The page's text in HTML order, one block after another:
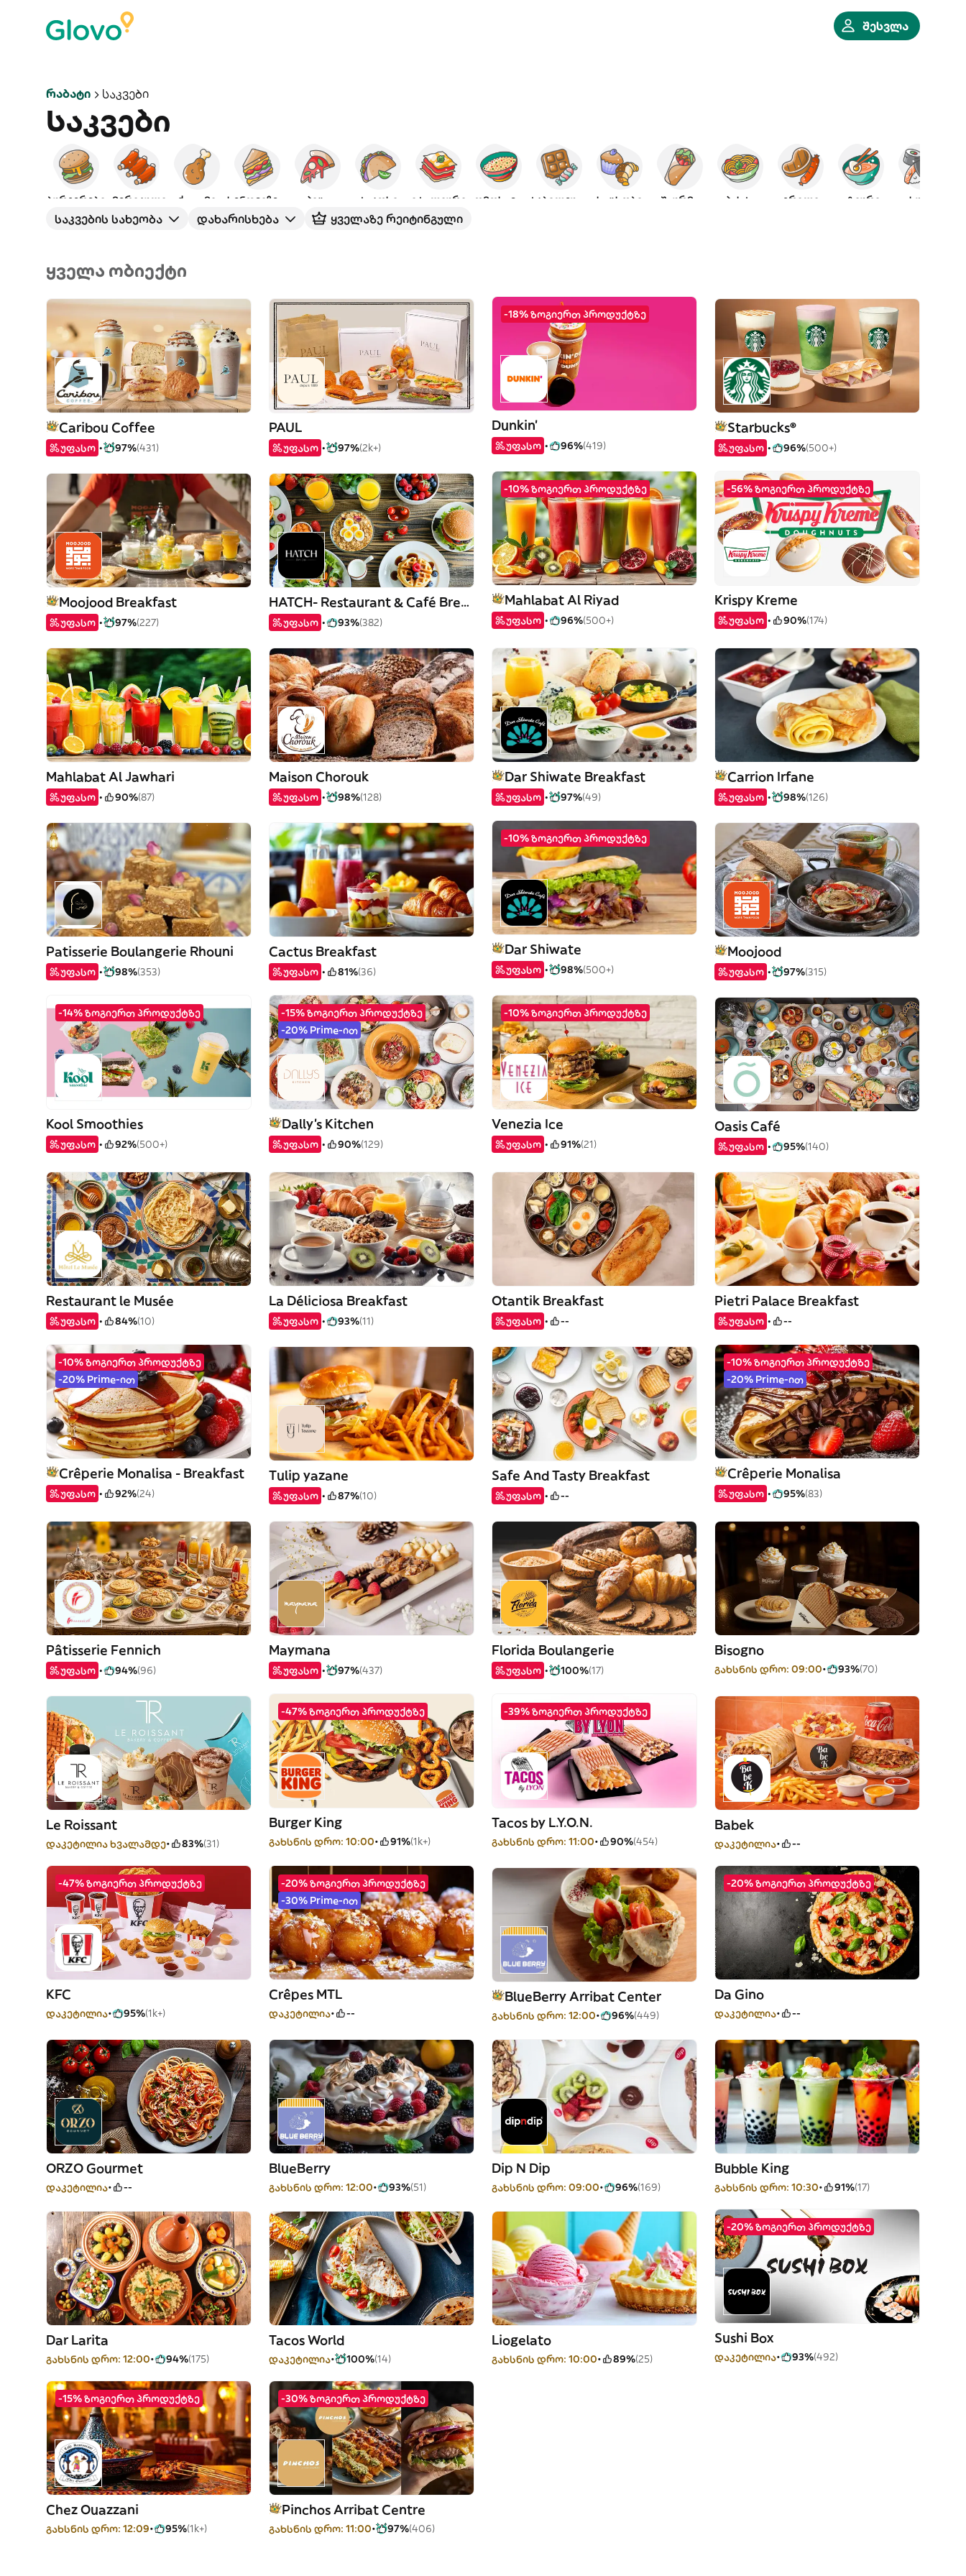
შესვლა
Რაბატი Საკვები
Საკვები
ბურგერები ამერიკული ქათამი პიცა ტაკოსი იტალიური საცხობი შაურმა პასტა გრილი აზიური სუში
საკვების სახეობა დახარისხება ყველაზე რეიტინგული
ყველა ობიექტი
Caribou Coffee
უფასო 97%(431)
PAUL
უფასო 97%(2k+)
-18% ზოგიერთ პროდუქტზე
Dunkin'
უფასო 96%(419)
Starbucks®
უფასო 96%(500+)
Moojood Breakfast
უფასო 97%(227)
HATCH- Restaurant & Café Breakfast . Brunch . Coffee
უფასო 93%(382)
-10% ზოგიერთ პროდუქტზე
Mahlabat Al Riyad
უფასო 96%(500+)
-56% ზოგიერთ პროდუქტზე
Krispy Kreme
უფასო 90%(174)
Mahlabat Al Jawhari
უფასო 90%(87)
Maison Chorouk
უფასო 98%(128)
Dar Shiwate Breakfast
უფასო 97%(49)
Carrion Irfane
უფასო 98%(126)
Patisserie Boulangerie Rhouni
უფასო 98%(353)
Cactus Breakfast
უფასო 81%(36)
-10% ზოგიერთ პროდუქტზე
Dar Shiwate
უფასო 98%(500+)
Moojood
უფასო 97%(315)
-14% ზოგიერთ პროდუქტზე
Kool Smoothies
უფასო 92%(500+)
-15% ზოგიერთ პროდუქტზე
-20% Prime-ით
Dally's Kitchen
უფასო 90%(129)
-10% ზოგიერთ პროდუქტზე
Venezia Ice
უფასო 91%(21)
Oasis Café
უფასო 95%(140)
Restaurant le Musée
უფასო 84%(10)
La Déliciosa Breakfast
უფასო 93%(11)
Otantik Breakfast
უფასო --
Pietri Palace Breakfast
უფასო --
-10% ზოგიერთ პროდუქტზე
-20% Prime-ით
Crêperie Monalisa - Breakfast
უფასო 92%(24)
Tulip yazane
უფასო 87%(10)
Safe And Tasty Breakfast
უფასო --
-10% ზოგიერთ პროდუქტზე
-20% Prime-ით
Crêperie Monalisa
უფასო 95%(83)
Pâtisserie Fennich
უფასო 94%(96)
Maymana
უფასო 97%(437)
Florida Boulangerie
უფასო 100%(17)
Bisogno
გახსნის დრო: 09:00 93%(70)
Le Roissant
დაკეტილია ხვალამდე 83%(31)
-47% ზოგიერთ პროდუქტზე
Burger King
გახსნის დრო: 10:00 91%(1k+)
-39% ზოგიერთ პროდუქტზე
Tacos by L.Y.O.N.
გახსნის დრო: 11:00 90%(454)
Babek
დაკეტილია --
-47% ზოგიერთ პროდუქტზე
KFC
დაკეტილია 95%(1k+)
-20% ზოგიერთ პროდუქტზე
-30% Prime-ით
Crêpes MTL
დაკეტილია --
BlueBerry Arribat Center
გახსნის დრო: 12:00 96%(449)
-20% ზოგიერთ პროდუქტზე
Da Gino
დაკეტილია --
ORZO Gourmet
დაკეტილია --
BlueBerry
გახსნის დრო: 12:00 93%(51)
Dip N Dip
გახსნის დრო: 09:00 96%(169)
Bubble King
გახსნის დრო: 10:30 91%(17)
Dar Larita
გახსნის დრო: 12:00 94%(175)
Tacos World
დაკეტილია 100%(14)
Liogelato
გახსნის დრო: 10:00 89%(25)
-20% ზოგიერთ პროდუქტზე
Sushi Box
დაკეტილია 93%(492)
-15% ზოგიერთ პროდუქტზე
Chez Ouazzani
გახსნის დრო: 12:09 95%(1k+)
-30% ზოგიერთ პროდუქტზე
Pinchos Arribat Centre
გახსნის დრო: 11:00 97%(406)